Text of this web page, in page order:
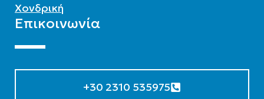
Χονδρική
Επικοινωνία
+30 2310 535975